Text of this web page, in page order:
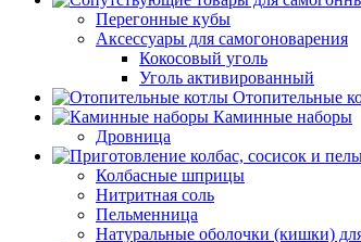
Перегонные кубы
Аксессуары для самогоноварения
Кокосовый уголь
Уголь активированный
Отопительные
Каминные наборы
Дровница
Колбасные шприцы
Нитритная соль
Пельменница
Натуральные оболочки (кишки)